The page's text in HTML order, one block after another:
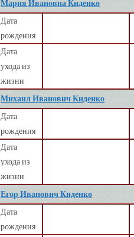
Мария Ивановна Киденко
Дата
рождения
Дата
ухода из
жизни
Михаил Иванович Киденко
Дата
рождения
Дата
ухода из
жизни
Егор Иванович Киденко
Дата
рождения